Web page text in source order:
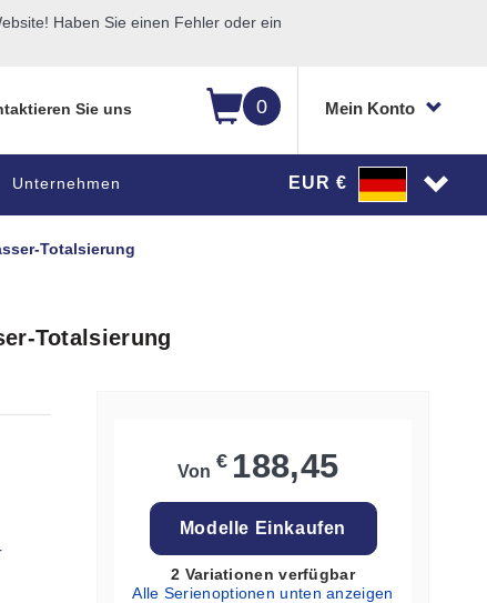
Haben Sie einen Fehler oder ein
0 Mein Konto
Sie uns
Unternehmen EUR €
Totalsierung
Totalsierung
Von € 188,45
Modelle Einkaufen
2 Variationen verfügbar
Alle Serienoptionen unten anzeigen